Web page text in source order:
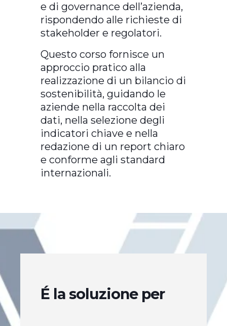
e di governance dell’azienda,
rispondendo alle richieste di
stakeholder e regolatori.
Questo corso fornisce un
approccio pratico alla
realizzazione di un bilancio di
sostenibilità, guidando le
aziende nella raccolta dei
dati, nella selezione degli
indicatori chiave e nella
redazione di un report chiaro
e conforme agli standard
internazionali.
É la soluzione per